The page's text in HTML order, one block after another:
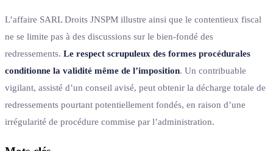
L’affaire SARL Droits JNSPM illustre ainsi que le contentieux fiscal
ne se limite pas à des discussions sur le bien-fondé des
redressements. Le respect scrupuleux des formes procédurales
conditionne la validité même de l’imposition. Un contribuable
vigilant, assisté d’un conseil avisé, peut obtenir la décharge totale de
redressements pourtant potentiellement fondés, en raison d’une
irrégularité de procédure commise par l’administration.